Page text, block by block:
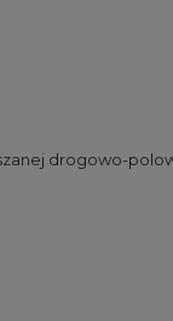
drogowo-